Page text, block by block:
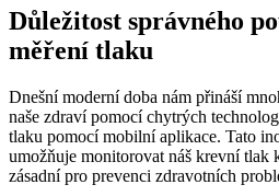
Důležitost správného
měření tlaku
Dnešní moderní doba nám přináší
naše zdraví pomocí chytrých
tlaku pomocí mobilní aplikace. Tato
umožňuje monitorovat náš krevní
zásadní pro prevenci zdravotních